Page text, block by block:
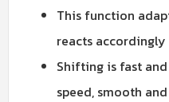
This function
reacts accordingly
Shifting is fast
speed, smooth